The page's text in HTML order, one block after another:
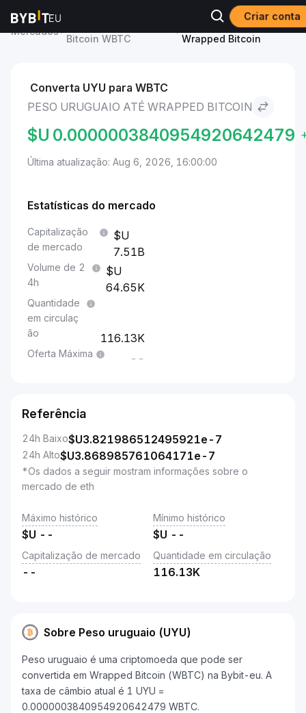
Criar conta
Mercados
Bitcoin WBTC
Peso uruguaio to
Wrapped Bitcoin
Converta UYU para WBTC
PESO URUGUAIO ATÉ WRAPPED BITCOIN
$U 0.0000003840954920642479
Última atualização: Aug 6, 2026, 16:00:00
Estatísticas do mercado
Capitalização
de mercado
7.51B
Volume de 2
4h
64.65K
Quantidade
em circulaç
ão
116.13K
Oferta Máxima --
Referência
24h Baixo$U3.821986512495921e-7
24h Alto$U3.868985761064171e-7
*Os dados a seguir mostram informações sobre o
mercado de eth
Máximo histórico
$U --
Mínimo histórico
$U --
Capitalização de mercado
--
Quantidade em circulação
116.13K
Sobre Peso uruguaio (UYU)
Peso uruguaio é uma criptomoeda que pode ser
convertida em Wrapped Bitcoin (WBTC) na Bybit-eu. A
taxa de câmbio atual é 1 UYU =
0.0000003840954920642479 WBTC.